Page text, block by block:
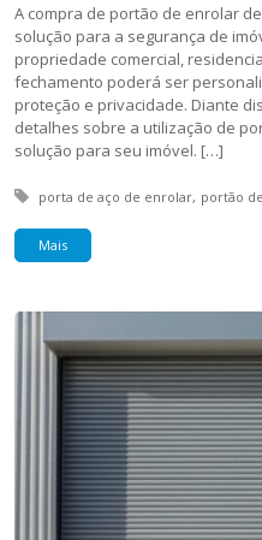
A compra de portão de enrolar
solução para a segurança de
propriedade comercial,
fechamento poderá ser
proteção e privacidade. Diante
detalhes sobre a utilização de
solução para seu imóvel. […]
Tagged with:
porta de aço de enrolar portão
Mais